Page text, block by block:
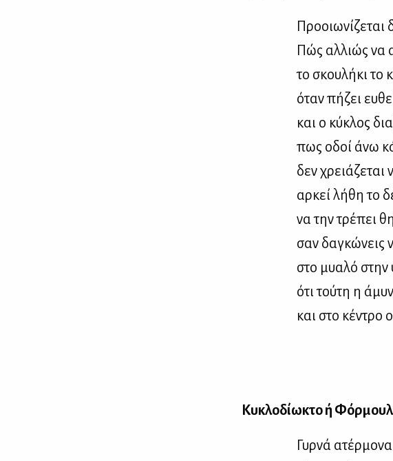
Προ­οιω­νί­ζε­ται
Πώς αλ­λιώς να
το σκου­λή­κι το
όταν πή­ζει
και ο κύ­κλος
πως οδοί άνω
δεν χρειά­ζε­ται
αρ­κεί λή­θη το
να την τρέ­πει
σαν δα­γκώ­νεις
στο μυα­λό
ότι τού­τη η
και στο κέ­ντρο
Κυ­κλο­δί­ω­κτο ή
Γυρ­νά